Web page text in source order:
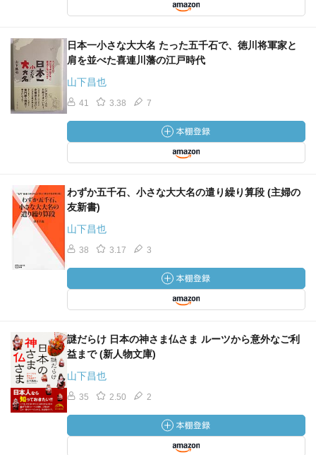
日本一小さな大大名 たった五千石で、徳川将軍家と
肩を並べた喜連川藩の江戸時代
山下昌也
41 3.38 7
わずか五千石、小さな大大名の遣り繰り算段 (主婦の
友新書)
山下昌也
38 3.17 3
謎だらけ 日本の神さま仏さま ルーツから意外なご利
益まで (新人物文庫)
山下昌也
35 2.50 2